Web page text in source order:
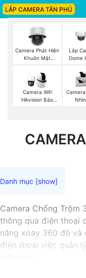
LẮP CAMERA TÂN PHÚ
Camera Phát Hiện
Khuôn Mặt
Lắp
Dome
Camera Wifi
Hikvision Báo
Camera Chống Trộm
thông qua điện thoại
năng xoay 360 độ
điện thoại việc quản
Ứng dụng camera